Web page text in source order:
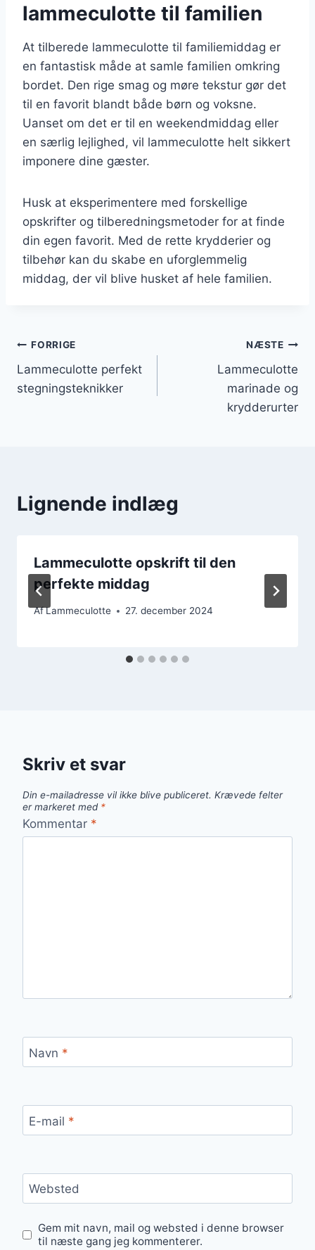
lammeculotte til familien
At tilberede lammeculotte til familiemiddag er
en fantastisk måde at samle familien omkring
bordet. Den rige smag og møre tekstur gør det
til en favorit blandt både børn og voksne.
Uanset om det er til en weekendmiddag eller
en særlig lejlighed, vil lammeculotte helt sikkert
imponere dine gæster.
Husk at eksperimentere med forskellige
opskrifter og tilberedningsmetoder for at finde
din egen favorit. Med de rette krydderier og
tilbehør kan du skabe en uforglemmelig
middag, der vil blive husket af hele familien.
Indlægsnavigation
FORRIGE
Lammeculotte perfekt
stegningsteknikker
NÆSTE
Lammeculotte
marinade og
krydderurter
Lignende indlæg
Lammeculotte opskrift til den
perfekte middag
AfLammeculotte 27. december 2024
Skriv et svar
Din e-mailadresse vil ikke blive publiceret. Krævede felter
er markeret med *
Kommentar *
Navn *
E-mail *
Websted
Gem mit navn, mail og websted i denne browser
til næste gang jeg kommenterer.